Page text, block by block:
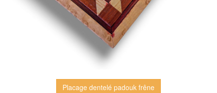
Placage dentelé padouk frêne